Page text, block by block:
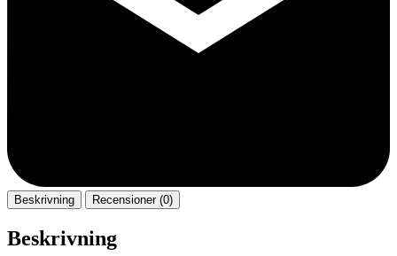
Beskrivning Recensioner (0)
Beskrivning